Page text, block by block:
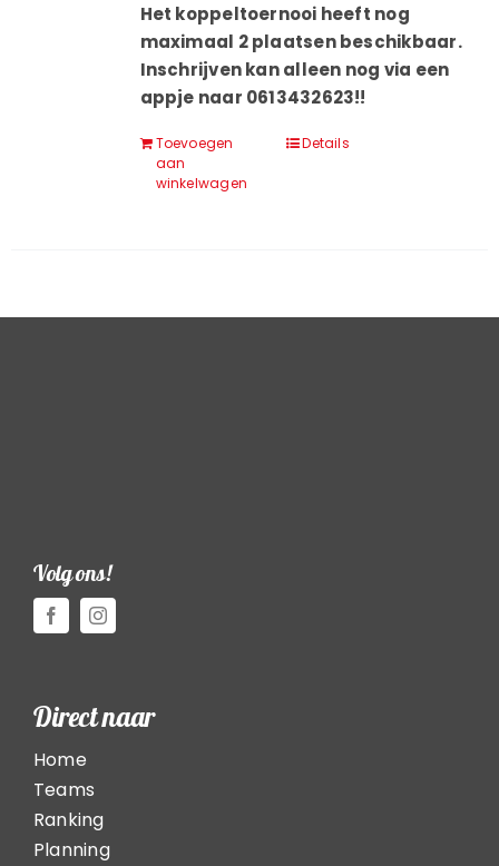
Het koppeltoernooi heeft nog
maximaal 2 plaatsen beschikbaar.
Inschrijven kan alleen nog via een
appje naar 0613432623!!
Toevoegen
aan
winkelwagen
Details
Volg ons!
Direct naar
Home
Teams
Ranking
Planning